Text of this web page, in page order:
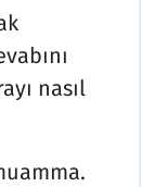
nasıl